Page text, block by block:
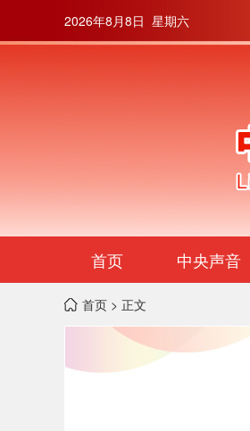
2026年8月8日 星期六
首页 中央声音
首页 > 正文